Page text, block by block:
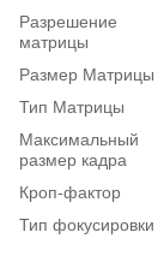
Разрешение
матрицы
Размер Матрицы
Тип Матрицы
Максимальный
размер кадра
Кроп-фактор
Тип фокусировки